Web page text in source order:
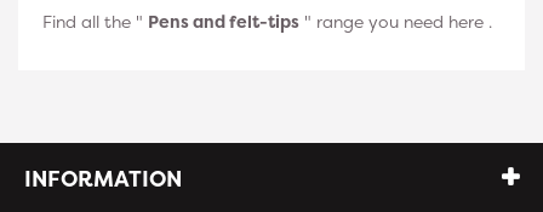
Find all the " Pens and felt-tips " range you need here .
INFORMATION